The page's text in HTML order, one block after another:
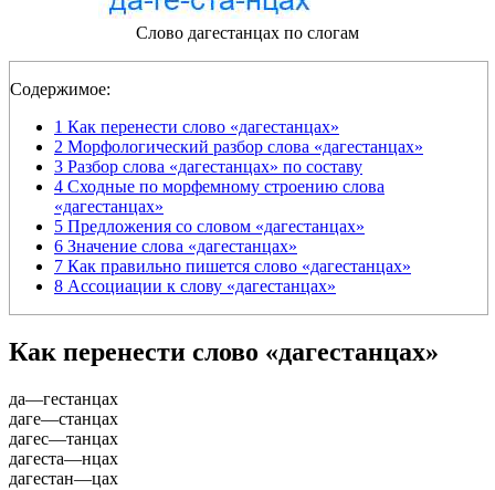
Слово дагестанцах по слогам
Содержимое:
1 Как перенести слово «дагестанцах»
2 Морфологический разбор слова «дагестанцах»
3 Разбор слова «дагестанцах» по составу
4 Сходные по морфемному строению слова
«дагестанцах»
5 Предложения со словом «дагестанцах»
6 Значение слова «дагестанцах»
7 Как правильно пишется слово «дагестанцах»
8 Ассоциации к слову «дагестанцах»
Как перенести слово «дагестанцах»
да—гестанцах
даге—станцах
дагес—танцах
дагеста—нцах
дагестан—цах